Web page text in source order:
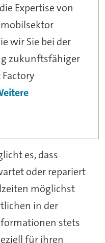
Expertise von
wir Sie bei der
zukunftsfähiger
es, dass
oder repariert
möglichst
in der
stets
für ihren